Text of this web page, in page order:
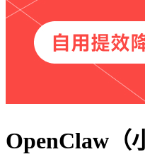
OpenClaw（